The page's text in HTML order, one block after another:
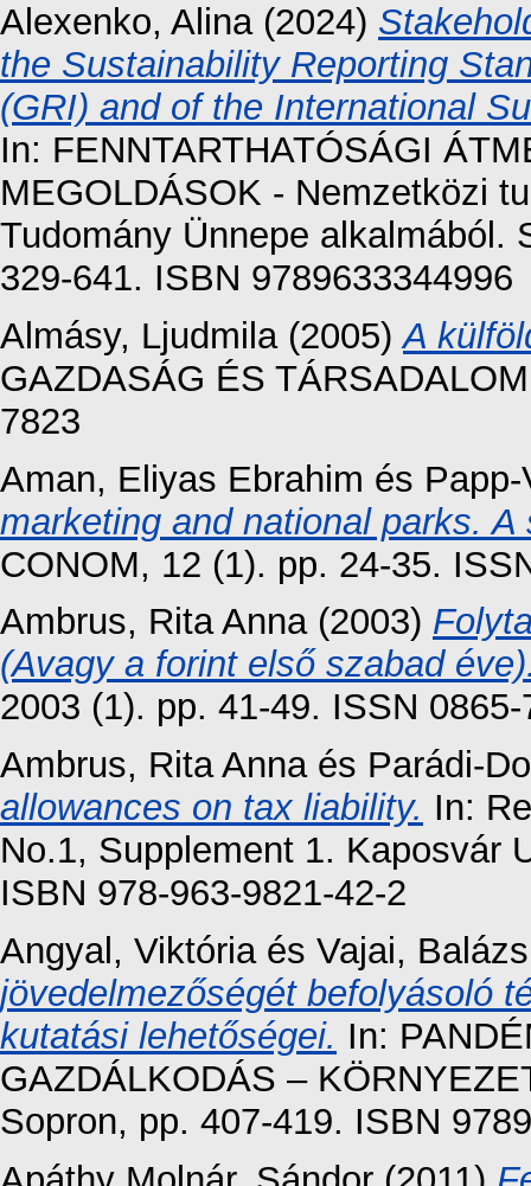
Alexenko, Alina(2024)
the Sustainability Reporting
(GRI) and of the International
In: FENNTARTHATÓSÁGI
MEGOLDÁSOK - Nemzetközi
Tudomány Ünnepe alkalmából.
329-641. ISBN 9789633344996
Almásy, Ljudmila(2005)A
GAZDASÁG ÉS
7823
Aman, Eliyas Ebrahim és
marketing and national parks.
CONOM, 12 (1). pp. 24-35.
Ambrus, Rita Anna(2003)
(Avagy a forint első szabad
2003 (1). pp. 41-49. ISSN 0865-
Ambrus, Rita Annaés Parádi-
allowances on tax liability. In:
No.1, Supplement 1. Kaposvár
ISBN 978-963-9821-42-2
Angyal, Viktóriaés Vajai, Balázs
jövedelmezőségét befolyásoló
kutatási lehetőségei. In:
GAZDÁLKODÁS –
Sopron, pp. 407-419. ISBN